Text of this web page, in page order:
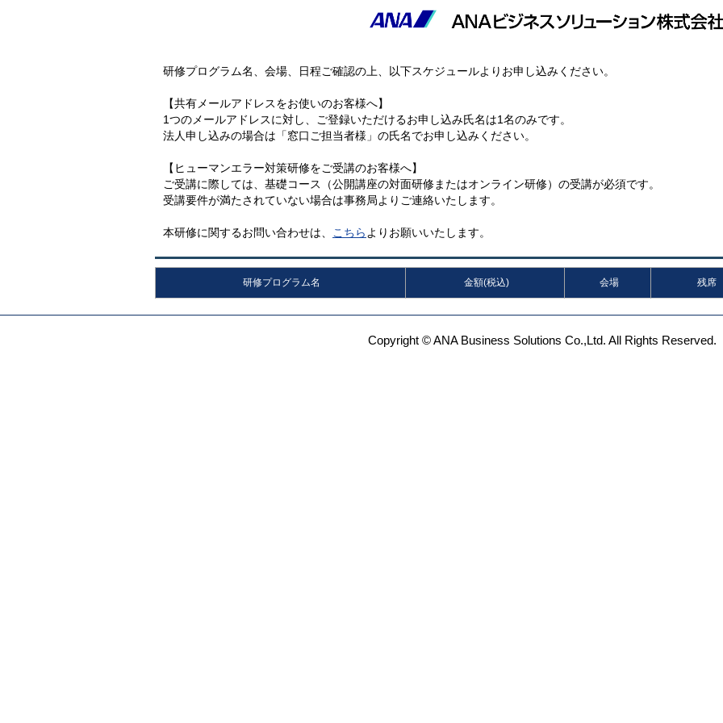
研修プログラム名、会場、日程ご確認の上、以下スケジュールよりお申し込みください。
【共有メールアドレスをお使いのお客様へ】
1つのメールアドレスに対し、ご登録いただけるお申し込み氏名は1名のみです。
法人申し込みの場合は「窓口ご担当者様」の氏名でお申し込みください。
【ヒューマンエラー対策研修をご受講のお客様へ】
ご受講に際しては、基礎コース（公開講座の対面研修またはオンライン研修）の受講が必須です。
受講要件が満たされていない場合は事務局よりご連絡いたします。
本研修に関するお問い合わせは、 こちら よりお願いいたします。
研修プログラム名 金額(税込) 会場 残席
Copyright © ANA Business Solutions Co.,Ltd. All Rights Reserved.